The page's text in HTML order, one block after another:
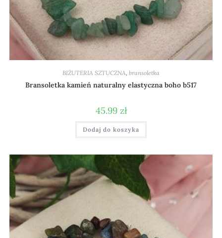
BIŻUTERIA SZTUCZNA, bransoletka
Bransoletka kamień naturalny elastyczna boho b517
45.99 zł
Dodaj do koszyka